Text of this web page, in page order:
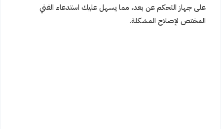
على جهاز التحكم عن بعد، مما يسهل عليك استدعاء الفني
المختص لإصلاح المشكلة.